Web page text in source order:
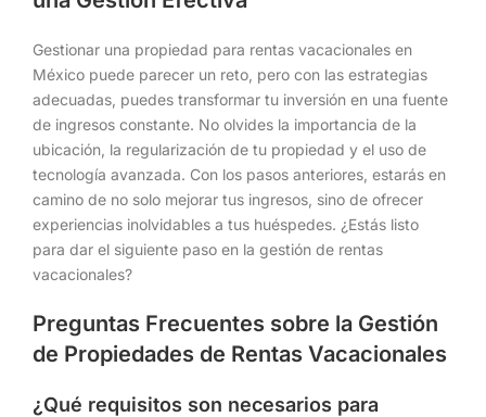
Gestionar una propiedad para rentas vacacionales en
México puede parecer un reto, pero con las estrategias
adecuadas, puedes transformar tu inversión en una fuente
de ingresos constante. No olvides la importancia de la
ubicación, la regularización de tu propiedad y el uso de
tecnología avanzada. Con los pasos anteriores, estarás en
camino de no solo mejorar tus ingresos, sino de ofrecer
experiencias inolvidables a tus huéspedes. ¿Estás listo
para dar el siguiente paso en la gestión de rentas
vacacionales?
Preguntas Frecuentes sobre la Gestión
de Propiedades de Rentas Vacacionales
¿Qué requisitos son necesarios para